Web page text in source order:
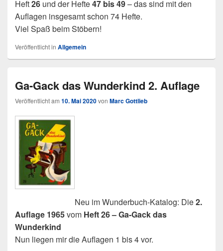
Heft26 und der Hefte47 bis 49– das sind mit den
Auflagen insgesamt schon 74 Hefte.
Viel Spaß beim Stöbern!
Veröffentlicht in Allgemein
Ga-Gack das Wunderkind 2. Auflage
Veröffentlicht am 10. Mai 2020von Marc Gottlieb
Neu im Wunderbuch-Katalog: Die2.
Auflage 1965vom Heft 26 – Ga-Gack das
Wunderkind
Nun liegen mir die Auflagen 1 bis 4 vor.